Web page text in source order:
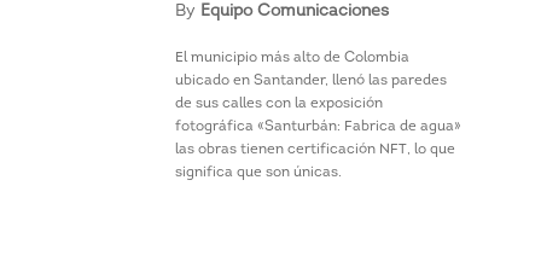
By Equipo Comunicaciones
El municipio más alto de Colombia
ubicado en Santander, llenó las paredes
de sus calles con la exposición
fotográfica «Santurbán: Fabrica de agua»
las obras tienen certificación NFT, lo que
significa que son únicas.